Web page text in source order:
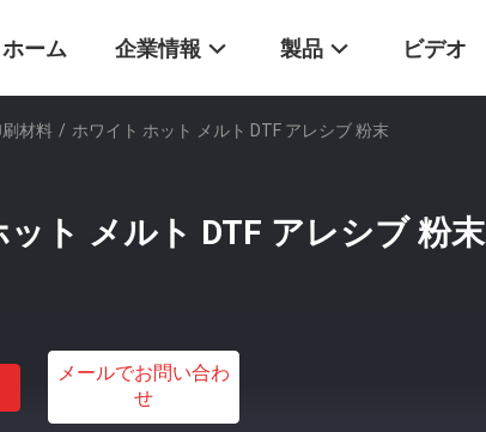
ホーム 企業情報 製品 ビデオ
刷材料 / ホワイト ホット メルト DTF アレシブ 粉末
ト メルト DTF アレシブ 粉末
メールでお問い合わ
せ